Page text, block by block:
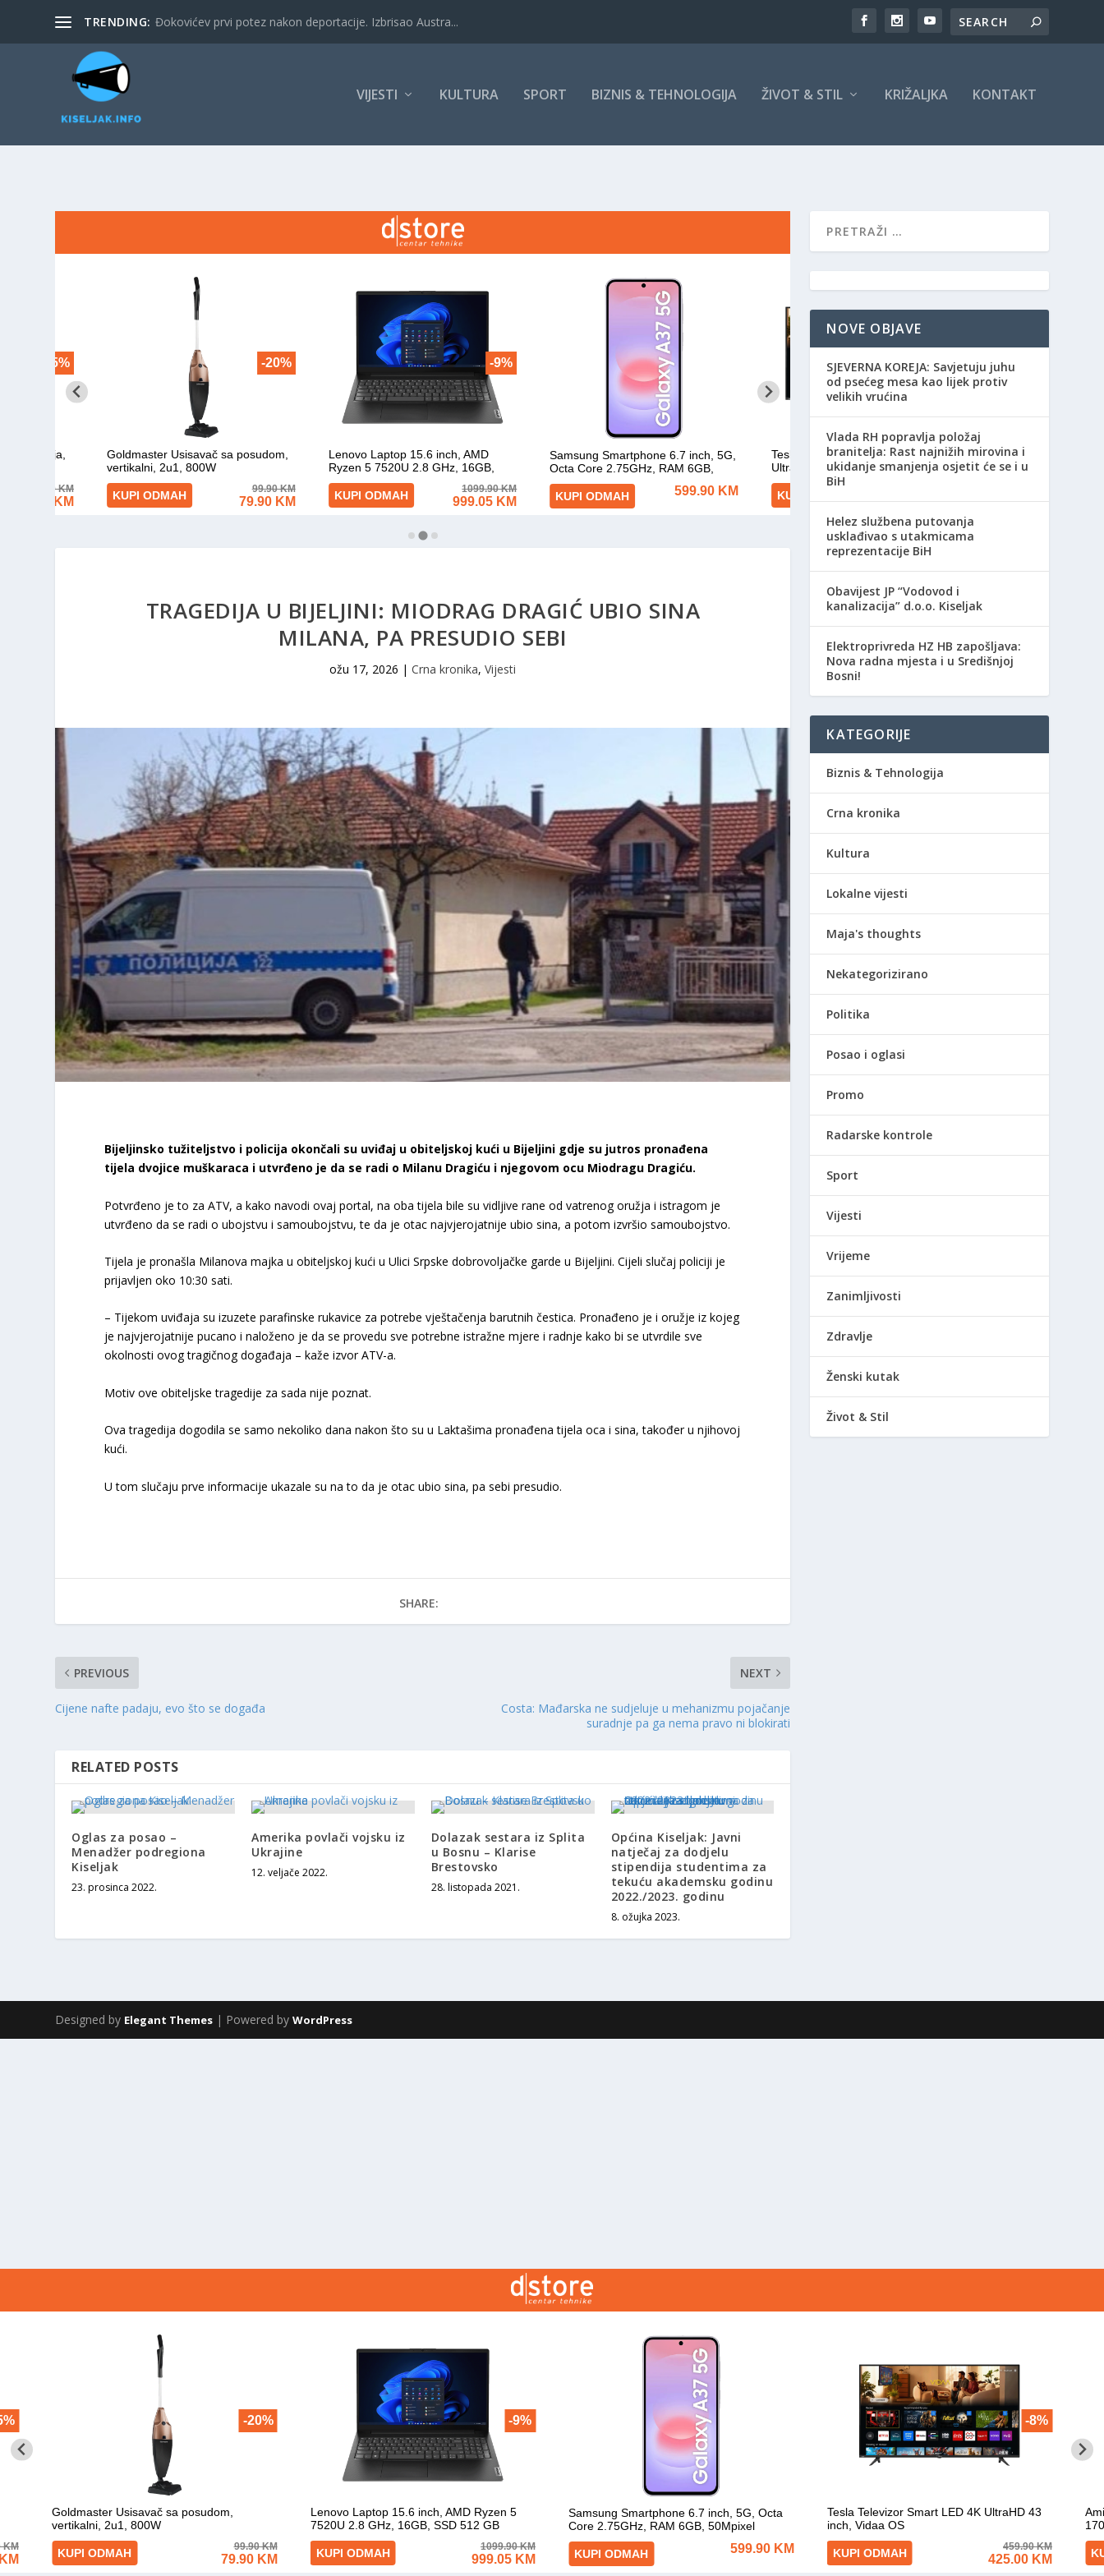
TRENDING: Đokovićev prvi potez nakon deportacije. Izbrisao Austra...
VIJESTI KULTURA SPORT BIZNIS & TEHNOLOGIJA ŽIVOT & STIL KRIŽALJKA KONTAKT
TRAGEDIJA U BIJELJINI: MIODRAG DRAGIĆ UBIO SINA
MILANA, PA PRESUDIO SEBI
ožu 17, 2026 |Crna kronika,Vijesti
Bijeljinsko tužiteljstvo i policija okončali su uviđaj u obiteljskoj kući u Bijeljini gdje su jutros pronađena
tijela dvojice muškaraca i utvrđeno je da se radi o Milanu Dragiću i njegovom ocu Miodragu Dragiću.
Potvrđeno je to za ATV, a kako navodi ovaj portal, na oba tijela bile su vidljive rane od vatrenog oružja i istragom je
utvrđeno da se radi o ubojstvu i samoubojstvu, te da je otac najvjerojatnije ubio sina, a potom izvršio samoubojstvo.
Tijela je pronašla Milanova majka u obiteljskoj kući u Ulici Srpske dobrovoljačke garde u Bijeljini. Cijeli slučaj policiji je
prijavljen oko 10:30 sati.
– Tijekom uviđaja su izuzete parafinske rukavice za potrebe vještačenja barutnih čestica. Pronađeno je i oružje iz kojeg
je najvjerojatnije pucano i naloženo je da se provedu sve potrebne istražne mjere i radnje kako bi se utvrdile sve
okolnosti ovog tragičnog događaja – kaže izvor ATV-a.
Motiv ove obiteljske tragedije za sada nije poznat.
Ova tragedija dogodila se samo nekoliko dana nakon što su u Laktašima pronađena tijela oca i sina, također u njihovoj
kući.
U tom slučaju prve informacije ukazale su na to da je otac ubio sina, pa sebi presudio.
SHARE:
PREVIOUS
Cijene nafte padaju, evo što se događa
NEXT
Costa: Mađarska ne sudjeluje u mehanizmu pojačanje
suradnje pa ga nema pravo ni blokirati
RELATED POSTS
Oglas za posao –
Menadžer podregiona
Kiseljak
23. prosinca 2022.
Amerika povlači vojsku iz
Ukrajine
12. veljače 2022.
Dolazak sestara iz Splita
u Bosnu – Klarise
Brestovsko
28. listopada 2021.
Općina Kiseljak: Javni
natječaj za dodjelu
stipendija studentima za
tekuću akademsku godinu
2022./2023. godinu
8. ožujka 2023.
NOVE OBJAVE
SJEVERNA KOREJA: Savjetuju juhu
od psećeg mesa kao lijek protiv
velikih vrućina
Vlada RH popravlja položaj
branitelja: Rast najnižih mirovina i
ukidanje smanjenja osjetit će se i u
BiH
Helez službena putovanja
usklađivao s utakmicama
reprezentacije BiH
Obavijest JP “Vodovod i
kanalizacija” d.o.o. Kiseljak
Elektroprivreda HZ HB zapošljava:
Nova radna mjesta i u Središnjoj
Bosni!
KATEGORIJE
Biznis & Tehnologija
Crna kronika
Kultura
Lokalne vijesti
Maja's thoughts
Nekategorizirano
Politika
Posao i oglasi
Promo
Radarske kontrole
Sport
Vijesti
Vrijeme
Zanimljivosti
Zdravlje
Ženski kutak
Život & Stil
Designed by Elegant Themes | Powered byWordPress